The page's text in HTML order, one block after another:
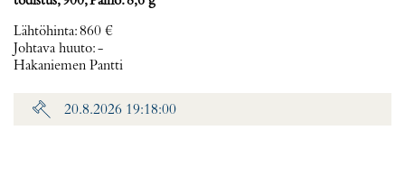
Lähtöhinta:860 €
Johtava huuto:-
Hakaniemen Pantti
20.8.2026 19:18:00